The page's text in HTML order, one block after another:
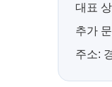
대표
추가
주소: